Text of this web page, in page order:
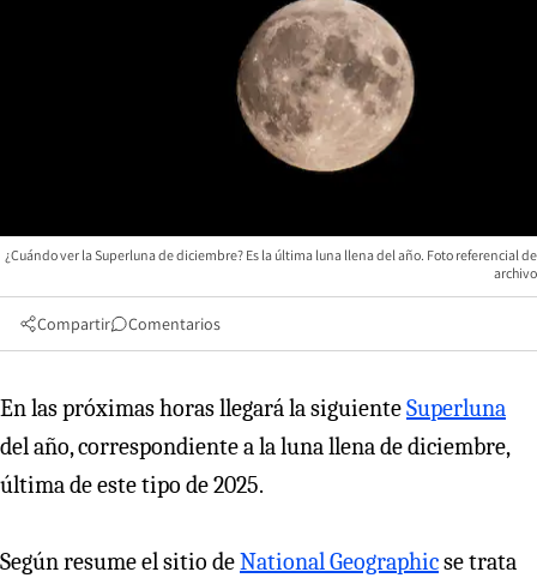
¿Cuándo ver la Superluna de diciembre? Es la última luna llena del año. Foto referencial de
archivo
Compartir Comentarios
En las próximas horas llegará la siguienteSuperluna
del año, correspondiente a la luna llena de diciembre,
última de este tipo de 2025.
Según resume el sitio deNational Geographicse trata